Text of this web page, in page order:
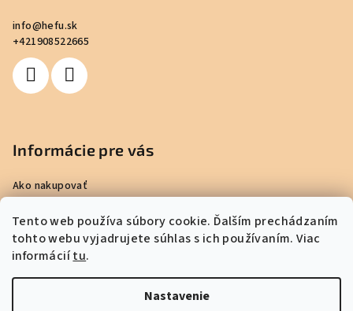
Tento web používa súbory cookie. Ďalším prechádzaním
tohto webu vyjadrujete súhlas s ich používaním. Viac
informáciítu.
Nastavenie
info@hefu.sk
+421908522665
Informácie pre vás
Ako nakupovať
Podmienky ochrany osobných údajov
Informácie o súboroch typu Cookies
Info o doprave a platbe
Moja objednávka